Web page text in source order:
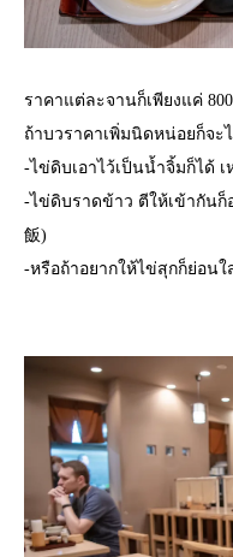
ราคาแต่ละจานก็เพียงแค่
ถ้าบวราคาเพิ่มนิดหน่อยก็จะ
-ไข่ดิบเอาไว้เป็นน้ำจิ้มก็ได้
-ไข่ดิบราดข้าว ตีให้เข้ากันก็อ
飯)
-หรือถ้าอยากให้ไข่สุกก็ย่อนใ